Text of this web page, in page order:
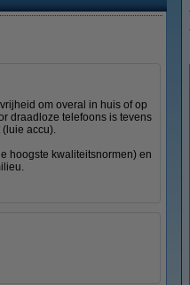
om overal in huis of op
draadloze telefoons is tevens
accu).
hoogste kwaliteitsnormen) en